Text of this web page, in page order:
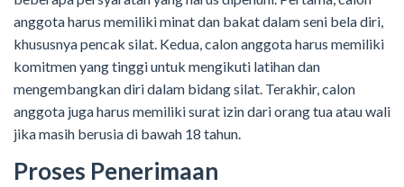
anggota harus memiliki minat dan bakat dalam seni bela diri,
khususnya pencak silat. Kedua, calon anggota harus memiliki
komitmen yang tinggi untuk mengikuti latihan dan
mengembangkan diri dalam bidang silat. Terakhir, calon
anggota juga harus memiliki surat izin dari orang tua atau wali
jika masih berusia di bawah 18 tahun.
Proses Penerimaan